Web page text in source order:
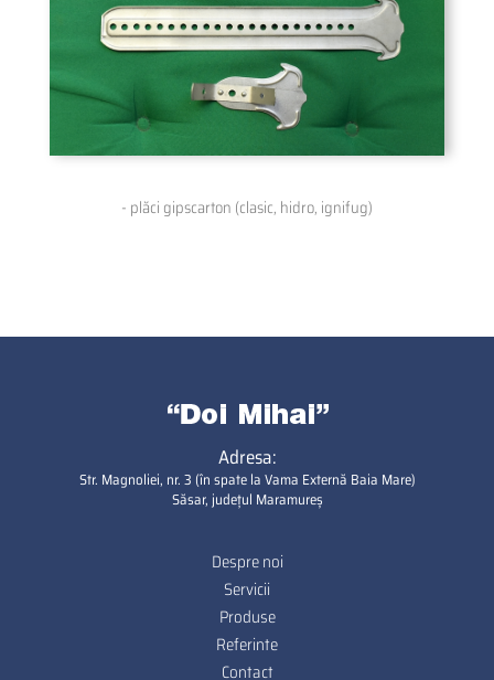
- plăci gipscarton (clasic, hidro, ignifug)
Adresa:
Str. Magnoliei, nr. 3 (în spate la Vama Externă Baia Mare)
Săsar, județul Maramureș
Despre noi
Servicii
Produse
Referinte
Contact